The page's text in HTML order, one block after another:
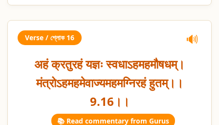
Verse / শ্লোক 16 🔊
अहं क्रतुरहं यज्ञः स्वधाऽहमहमौषधम्।
मंत्रोऽहमहमेवाज्यमहमग्निरहं हुतम्।।
9.16।।
📚 Read commentary from Gurus